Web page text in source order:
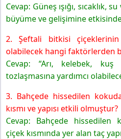
Cevap: Güneş ışığı, sıcaklık,
büyüme ve gelişimine
2. Şeftali bitkisi çiçeklerinin
olabilecek hangi faktörlerden
Cevap: “Arı, kelebek,
tozlaşmasına yardımcı
3. Bahçede hissedilen
kısmı ve yapısı etkili olmuştur?
Cevap: Bahçede hissedilen
çiçek kısmında yer alan taç